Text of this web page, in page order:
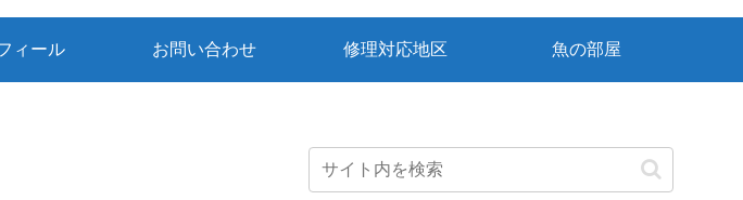
ィール お問い合わせ 修理対応地区 魚の部屋